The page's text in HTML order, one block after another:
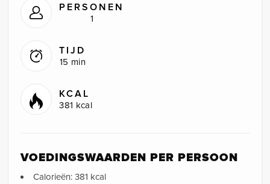
PERSONEN
1
TIJD
15 min
KCAL
381 kcal
VOEDINGSWAARDEN PER PERSOON
Calorieën: 381 kcal